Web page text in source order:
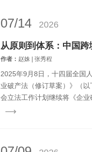
07/14 2026
作者： 赵姝 | 张秀程
2025年9月8日，十四届全国
业破产法（修订草案）》（
会立法工作计划继续将《企
主体退出机制、优化法治化营